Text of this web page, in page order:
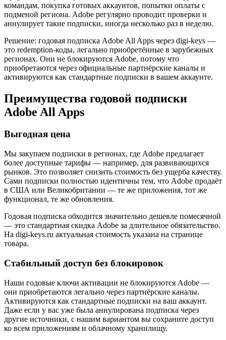
командам, покупка готовых аккаунтов, попытки оплаты с
подменой региона. Adobe регулярно проводит проверки и
аннулирует такие подписки, иногда несколько раз в неделю.
Решение: годовая подписка Adobe All Apps через digi-keys —
это redemption-коды, легально приобретённые в зарубежных
регионах. Они не блокируются Adobe, потому что
приобретаются через официальные партнёрские каналы и
активируются как стандартные подписки в вашем аккаунте.
Преимущества годовой подписки
Adobe All Apps
Выгодная цена
Мы закупаем подписки в регионах, где Adobe предлагает
более доступные тарифы — например, для развивающихся
рынков. Это позволяет снизить стоимость без ущерба качеству.
Сами подписки полностью идентичны тем, что Adobe продаёт
в США или Великобритании — те же приложения, тот же
функционал, те же обновления.
Годовая подписка обходится значительно дешевле помесячной
— это стандартная скидка Adobe за длительное обязательство.
На digi-keys.ru актуальная стоимость указана на странице
товара.
Стабильный доступ без блокировок
Наши годовые ключи активации не блокируются Adobe —
они приобретаются легально через партнёрские каналы.
Активируются как стандартные подписки на ваш аккаунт.
Даже если у вас уже была аннулирована подписка через
другие источники, с нашим вариантом вы сохраните доступ
ко всем приложениям и облачному хранилищу.